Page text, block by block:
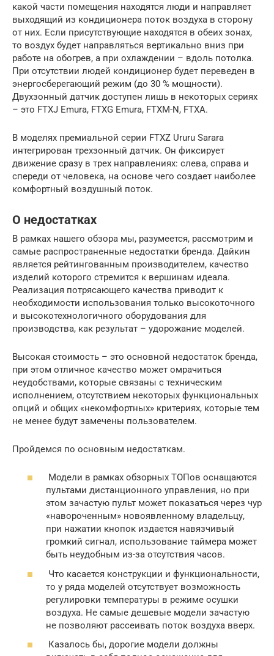
какой части помещения находятся люди и направляет
выходящий из кондиционера поток воздуха в сторону
от них. Если присутствующие находятся в обеих зонах,
то воздух будет направляться вертикально вниз при
работе на обогрев, а при охлаждении – вдоль потолка.
При отсутствии людей кондиционер будет переведен в
энергосберегающий режим (до 30 % мощности).
Двухзонный датчик доступен лишь в некоторых сериях
– это FTXJ Emura, FTXG Emura, FTXM-N, FTXA.
В моделях премиальной серии FTXZ Ururu Sarara
интегрирован трехзонный датчик. Он фиксирует
движение сразу в трех направлениях: слева, справа и
спереди от человека, на основе чего создает наиболее
комфортный воздушный поток.
О недостатках
В рамках нашего обзора мы, разумеется, рассмотрим и
самые распространенные недостатки бренда. Дайкин
является рейтингованным производителем, качество
изделий которого стремится к вершинам идеала.
Реализация потрясающего качества приводит к
необходимости использования только высокоточного
и высокотехнологичного оборудования для
производства, как результат – удорожание моделей.
Высокая стоимость – это основной недостаток бренда,
при этом отличное качество может омрачиться
неудобствами, которые связаны с техническим
исполнением, отсутствием некоторых функциональных
опций и общих «некомфортных» критериях, которые тем
не менее будут замечены пользователем.
Пройдемся по основным недостаткам.
Модели в рамках обзорных ТОПов оснащаются
пультами дистанционного управления, но при
этом зачастую пульт может показаться через чур
«навороченным» новоявленному владельцу,
при нажатии кнопок издается навязчивый
громкий сигнал, использование таймера может
быть неудобным из-за отсутствия часов.
Что касается конструкции и функциональности,
то у ряда моделей отсутствует возможность
регулировки температуры в режиме осушки
воздуха. Не самые дешевые модели зачастую
не позволяют рассеивать поток воздуха вверх.
Казалось бы, дорогие модели должны